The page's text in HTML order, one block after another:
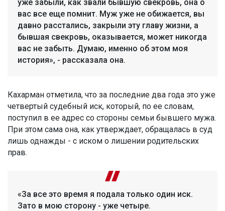
уже забыли, как звали бывшую свекровь, она о
вас все еще помнит. Муж уже не обижается, вы
давно расстались, закрыли эту главу жизни, а
бывшая свекровь, оказывается, может никогда
вас не забыть. Думаю, именно об этом моя
история», - рассказала она.
Кахарман отметила, что за последние два года это уже
четвертый судебный иск, который, по ее словам,
поступил в ее адрес со стороны семьи бывшего мужа.
При этом сама она, как утверждает, обращалась в суд
лишь однажды - с иском о лишении родительских
прав.
«За все это время я подала только один иск.
Зато в мою сторону - уже четыре.